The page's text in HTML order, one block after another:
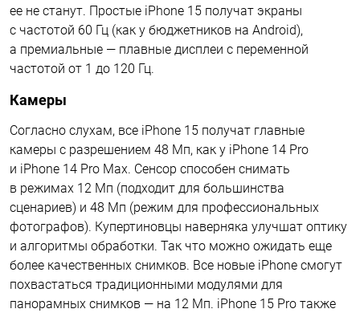
ее не станут. Простые iPhone 15 получат экраны
с частотой 60 Гц (как у бюджетников на Android),
а премиальные — плавные дисплеи с переменной
частотой от 1 до 120 Гц.
Камеры
Согласно слухам, все iPhone 15 получат главные
камеры с разрешением 48 Мп, как у iPhone 14 Pro
и iPhone 14 Pro Max. Сенсор способен снимать
в режимах 12 Мп (подходит для большинства
сценариев) и 48 Мп (режим для профессиональных
фотографов). Купертиновцы наверняка улучшат оптику
и алгоритмы обработки. Так что можно ожидать еще
более качественных снимков. Все новые iPhone смогут
похвастаться традиционными модулями для
панорамных снимков — на 12 Мп. iPhone 15 Pro также